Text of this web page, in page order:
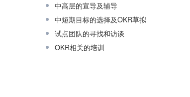
中高层的宣导及辅导
中短期目标的选择及OKR草拟
试点团队的寻找和访谈
OKR相关的培训